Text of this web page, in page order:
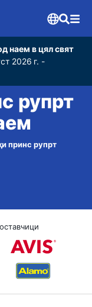
наем в цял свят
2026 г. -
рупрт
принс рупрт